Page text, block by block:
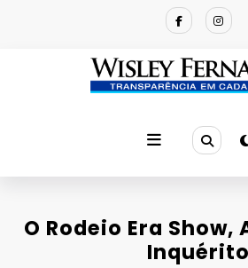
O Rodeio Era Show,
Inquérito